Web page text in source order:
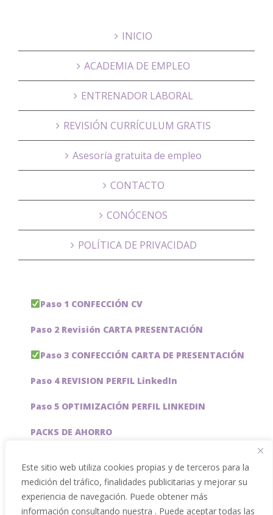
Este sitio web utiliza cookies propias y de terceros para la
medición del tráfico, finalidades publicitarias y mejorar su
experiencia de navegación. Puede obtener más
información consultando nuestra . Puede aceptar todas las
INICIO
ACADEMIA DE EMPLEO
ENTRENADOR LABORAL
REVISIÓN CURRÍCULUM GRATIS
Asesoría gratuita de empleo
CONTACTO
CONÓCENOS
POLÍTICA DE PRIVACIDAD
Paso 1 CONFECCIÓN CV
Paso 2 Revisión CARTA PRESENTACIÓN
Paso 3 CONFECCIÓN CARTA DE PRESENTACIÓN
Paso 4 REVISION PERFIL LinkedIn
Paso 5 OPTIMIZACIÓN PERFIL LINKEDIN
PACKS DE AHORRO
Servicios especiales